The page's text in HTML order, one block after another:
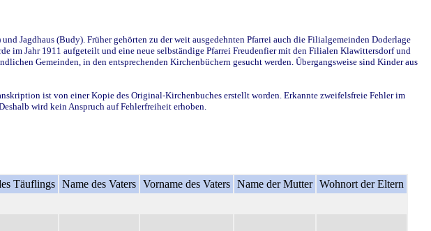
Jagdhaus (Budy). Früher gehörten zu der weit ausgedehnten Pfarrei auch die Filialgemeinden Doderlage
im Jahr 1911 aufgeteilt und eine neue selbständige Pfarrei Freudenfier mit den Filialen Klawittersdorf und
Gemeinden, in den entsprechenden Kirchenbüchern gesucht werden. Übergangsweise sind Kinder aus
ist von einer Kopie des Original-Kirchenbuches erstellt worden. Erkannte zweifelsfreie Fehler im
wird kein Anspruch auf Fehlerfreiheit erhoben.
Täuflings Name des Vaters Vorname des Vaters Name der Mutter Wohnort der Eltern